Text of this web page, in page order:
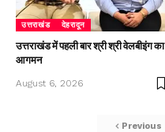
उत्तराखंड देहरादून
उत्तराखंड में पहली बार श्री श्री वेलबीइंग का
आगमन
August 6, 2026
Previous